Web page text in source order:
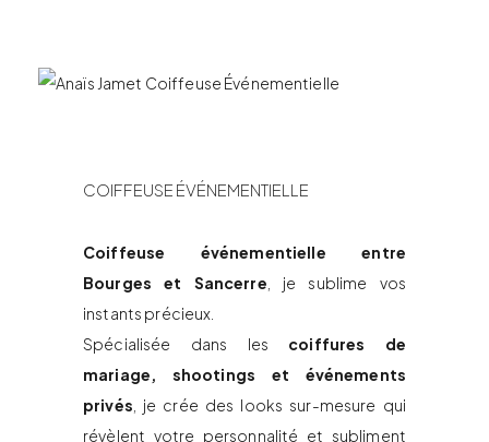
COIFFEUSE ÉVÉNEMENTIELLE
Coiffeuse événementielle entre
Bourges et Sancerre , je sublime vos
instants précieux.
Spécialisée dans les coiffures de
mariage, shootings et événements
privés , je crée des looks sur-mesure qui
révèlent votre personnalité et subliment